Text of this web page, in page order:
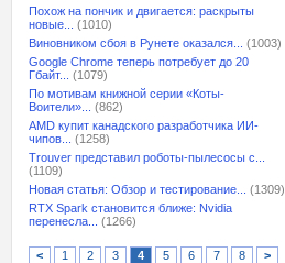
Похож на пончик и двигается: раскрыты
новые...
(1010)
Виновником сбоя в Рунете оказался...
(1003)
Google Chrome теперь потребует до 20
Гбайт...
(1079)
По мотивам книжной серии «Коты-
Воители»...
(862)
AMD купит канадского разработчика ИИ-
чипов...
(1258)
Trouver представил роботы-пылесосы с...
(1109)
Новая статья: Обзор и тестирование...
(1309)
RTX Spark становится ближе: Nvidia
перенесла...
(1266)
< 1 2 3 4 5 6 7 8 >